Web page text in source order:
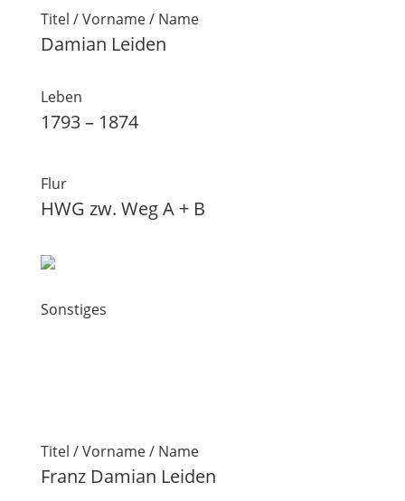
Titel / Vorname / Name
Damian Leiden
Leben
1793 – 1874
Flur
HWG zw. Weg A + B
Sonstiges
Titel / Vorname / Name
Franz Damian Leiden